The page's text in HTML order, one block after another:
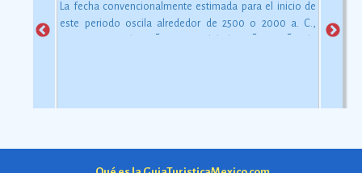
La fecha convencionalmente estimada para el inicio de
este periodo oscila alrededor de 2500 o 2000 a. C.,